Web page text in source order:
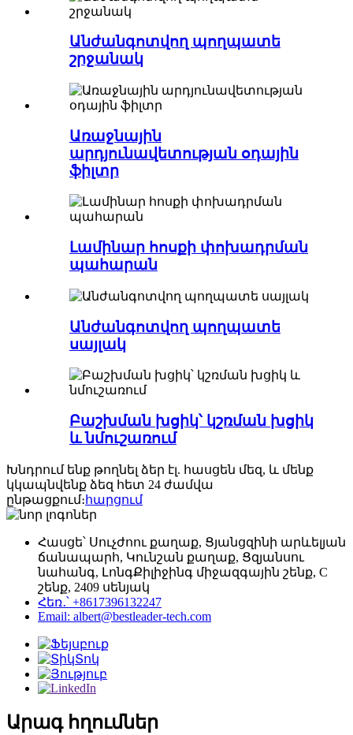
Անժանգոտվող պողպատե
շրջանակ
Առաջնային
արդյունավետության օդային
ֆիլտր
Լամինար հոսքի փոխադրման
պահարան
Անժանգոտվող պողպատե
սայլակ
Բաշխման խցիկ՝ կշռման խցիկ
և նմուշառում
Խնդրում ենք թողնել ձեր էլ. հասցեն մեզ, և մենք
կկապնվենք ձեզ հետ 24 ժամվա
ընթացքում։ հարցում
Հասցե՝ Սուչժոու քաղաք, Ցյանցզինի արևելյան
ճանապարհ, Կունշան քաղաք, Ցզյանսու
նահանգ, ԼոնգՔիլիջինգ միջազգային շենք, C
շենք, 2409 սենյակ
Հեռ․՝ +8617396132247
Email: albert@bestleader-tech.com
Արագ հղումներ